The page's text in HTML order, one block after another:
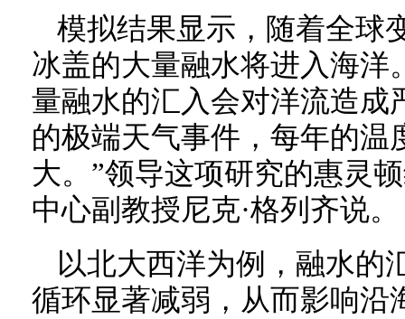
模拟结果显示，随着全球
冰盖的大量融水将进入海洋
量融水的汇入会对洋流造成
的极端天气事件，每年的温
大。”领导这项研究的惠灵
中心副教授尼克·格列齐说。
以北大西洋为例，融水的
循环显著减弱，从而影响沿